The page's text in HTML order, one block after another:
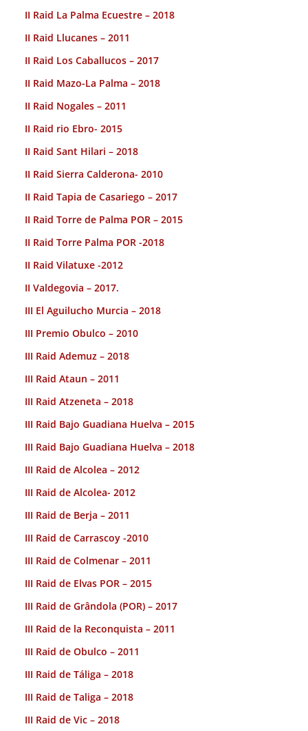
II Raid La Palma Ecuestre – 2018
II Raid Llucanes – 2011
II Raid Los Caballucos – 2017
II Raid Mazo-La Palma – 2018
II Raid Nogales – 2011
II Raid rio Ebro- 2015
II Raid Sant Hilari – 2018
II Raid Sierra Calderona- 2010
II Raid Tapia de Casariego – 2017
II Raid Torre de Palma POR – 2015
II Raid Torre Palma POR -2018
II Raid Vilatuxe -2012
II Valdegovia – 2017.
III El Aguilucho Murcia – 2018
III Premio Obulco – 2010
III Raid Ademuz – 2018
III Raid Ataun – 2011
III Raid Atzeneta – 2018
III Raid Bajo Guadiana Huelva – 2015
III Raid Bajo Guadiana Huelva – 2018
III Raid de Alcolea – 2012
III Raid de Alcolea- 2012
III Raid de Berja – 2011
III Raid de Carrascoy -2010
III Raid de Colmenar – 2011
III Raid de Elvas POR – 2015
III Raid de Grândola (POR) – 2017
III Raid de la Reconquista – 2011
III Raid de Obulco – 2011
III Raid de Táliga – 2018
III Raid de Taliga – 2018
III Raid de Vic – 2018